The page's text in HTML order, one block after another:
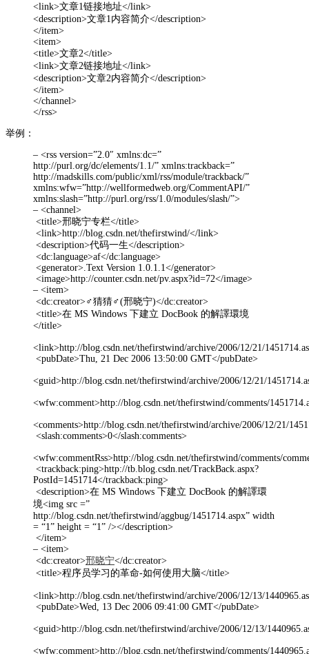
<link>文章1链接地址</link>
<description>文章1内容简介</description>
</item>
<item>
<title>文章2</title>
<link>文章2链接地址</link>
<description>文章2内容简介</description>
</item>
</channel>
</rss>
举例：
– <rss version=”2.0″ xmlns:dc=”
http://purl.org/dc/elements/1.1/” xmlns:trackback=”
http://madskills.com/public/xml/rss/module/trackback/”
xmlns:wfw=”http://wellformedweb.org/CommentAPI/”
xmlns:slash=”http://purl.org/rss/1.0/modules/slash/”>
– <channel>
<title>邢晓宁专栏</title>
<link>http://blog.csdn.net/thefirstwind/</link>
<description>代码一生</description>
<dc:language>af</dc:language>
<generator>.Text Version 1.0.1.1</generator>
<image>http://counter.csdn.net/pv.aspx?id=72</image>
– <item>
<dc:creator>♂猜猜♂(邢晓宁)</dc:creator>
<title>在 MS Windows 下建立 DocBook 的解譯環境
</title>
<link>http://blog.csdn.net/thefirstwind/archive/2006/12/21/
<pubDate>Thu, 21 Dec 2006 13:50:00 GMT</pubDate>
<guid>http://blog.csdn.net/thefirstwind/archive/2006/12/21/
<wfw:comment>http://blog.csdn.net/thefirstwind/comments/
<comments>http://blog.csdn.net/thefirstwind/archive/2006/12/21/
<slash:comments>0</slash:comments>
<wfw:commentRss>http://blog.csdn.net/thefirstwind/comments/
<trackback:ping>http://tb.blog.csdn.net/TrackBack.aspx?
PostId=1451714</trackback:ping>
<description>在 MS Windows 下建立 DocBook 的解譯環
境<img src =”
http://blog.csdn.net/thefirstwind/aggbug/1451714.aspx” width
= “1” height = “1” /></description>
</item>
– <item>
<dc:creator>邢晓宁</dc:creator>
<title>程序员学习的革命-如何使用大脑</title>
<link>http://blog.csdn.net/thefirstwind/archive/2006/12/13/
<pubDate>Wed, 13 Dec 2006 09:41:00 GMT</pubDate>
<guid>http://blog.csdn.net/thefirstwind/archive/2006/12/13/
<wfw:comment>http://blog.csdn.net/thefirstwind/comments/